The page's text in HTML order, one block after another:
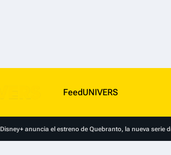
FeedUNIVERS
Disney+ anuncia el estreno de Quebranto, la nueva serie